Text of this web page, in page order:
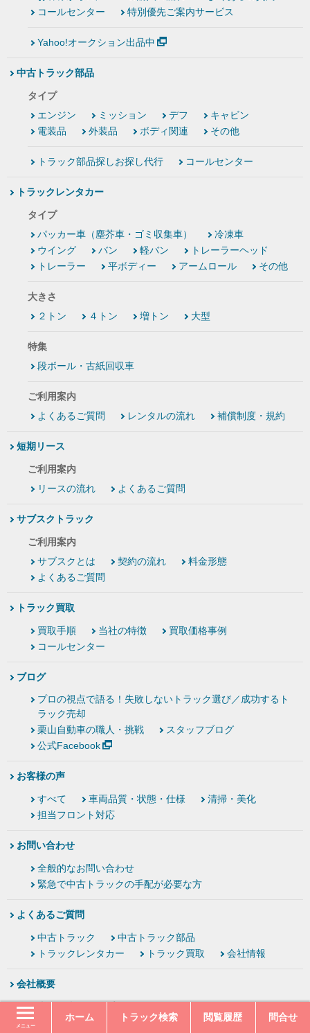
メニュー
ホーム トラック検索 閲覧履歴 問合せ
コールセンター
特別優先ご案内サービス
Yahoo!オークション出品中
中古トラック部品
タイプ
エンジン
ミッション デフ
キャビン
電装品
外装品 ボディ関連 その他
トラック部品探しお探し代行 コールセンター
トラックレンタカー
タイプ
パッカー車（塵芥車・ゴミ収集車）
冷凍車
ウイング
バン 軽バン
トレーラーヘッド
トレーラー
平ボディー アームロール その他
大きさ
２トン
４トン 増トン 大型
特集
段ボール・古紙回収車
ご利用案内
よくあるご質問
レンタルの流れ 補償制度・規約
短期リース
ご利用案内
リースの流れ
よくあるご質問
サブスクトラック
ご利用案内
サブスクとは
契約の流れ
料金形態
よくあるご質問
トラック買取
買取手順 当社の特徴
買取価格事例
コールセンター
ブログ
プロの視点で語る！失敗しないトラック選び／成功するト
ラック売却
栗山自動車の職人・挑戦
スタッフブログ
公式Facebook
お客様の声
すべて 車両品質・状態・仕様
清掃・美化
担当フロント対応
お問い合わせ
全般的なお問い合わせ
緊急で中古トラックの手配が必要な方
よくあるご質問
中古トラック
中古トラック部品
トラックレンタカー
トラック買取 会社情報
会社概要
栗山自動車グループ